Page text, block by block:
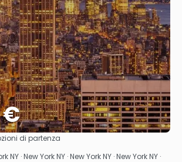
€
Vedere
di partenza
NY · New York NY · New York NY · New York NY ·